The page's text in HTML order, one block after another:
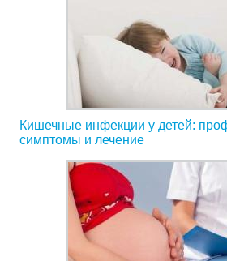
Кишечные инфекции у детей:
симптомы и лечение